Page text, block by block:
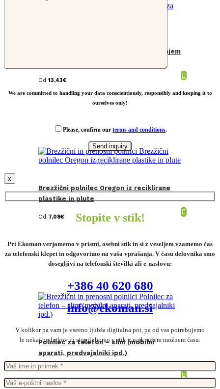
Podloga za miško z brezžičnim polnjenjem
Od 13,43€
Brezžični polnilec Oregon iz reciklirane
plastike in plute
Od 7,08€
Polnilec za telefon – slim (mobilni
aparati, predvajalniki ipd.)
We are committed to handling your data conscientiously, responsibly and keeping it to
ourselves only!
Please, confirm our terms and conditions.
* Required field
x
Stopite v stik!
Pri Ekoman verjamemo v pristni, osebni stik in si z veseljem vzamemo čas
za telefonski klepet in odgovorimo na vaša vprašanja. V času delovnika smo
dosegljivi na telefonski številki ali e-naslovu:
+386 40 620 680
info@ekoman.si
V kolikor pa vam je vseeno ljubša digitalna pot, pa od vas potrebujemo
le nekaj podatkov in stopili bomo v stik v najkrajšem možnem času: